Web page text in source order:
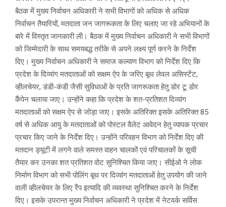
बैठक में मुख्य निर्वाचन अधिकारी ने सभी विभागों को अधिक से अधिक
निर्वाचन तैयारियों, मतदाता जन जागरूकता के लिए चलाए जा रहे अभियानों के
बारे में विस्तृत जानकारी ली। बैठक में मुख्य निर्वाचन अधिकारी ने सभी विभागों
को जिम्मेदारी के साथ समयबद्ध तरीके से अपने लक्ष्य पूर्ण करने के निर्देश
दिए। मुख्य निर्वाचन अधिकारी ने समाज कल्याण विभाग को निर्देश दिए कि
प्रदेश के दिव्यांग मतदाताओं को सक्षम ऐप के जरिए बूथ लेवल असिस्टेंट,
व्हीलचेयर, डंडी-कंडी जैसी सुविधाओं के प्रति जागरूकता हेतु डोर टू डोर
कैंपेन चलाया जाए। उन्होंने कहा कि प्रदेश के शत-प्रतिशत दिव्यांग
मतदाताओं को सक्षम ऐप से जोड़ा जाए। इसके अतिरिक्त इसके अतिरिक्त 85
वर्ष से अधिक आयु के मतदाताओं को पोस्टल वैलेट आवेदन हेतु व्यापक प्रचार
प्रचार किए जाने के निर्देश दिए। उन्होंने परिवहन विभाग को निर्देश दिए की
मतदान ड्यूटी में लगने वाले समस्त वाहन चालकों एवं परिचालकों के सूची
तैयार कर उनका शत प्रतिशत वोट सुनिश्चित किया जाए। सीईओ ने लोक
निर्माण विभाग को सभी पोलिंग बूथ पर दिव्यांग मतदाताओं हेतु उपयोग की जाने
वाली व्हीलचेयर के लिए रैंप इत्यादि की व्यवस्था सुनिश्चित करने के निर्देश
दिए। इसके उपरान्त मुख्य निर्वाचन अधिकारी ने प्रदेश में नेटवर्क सर्विस